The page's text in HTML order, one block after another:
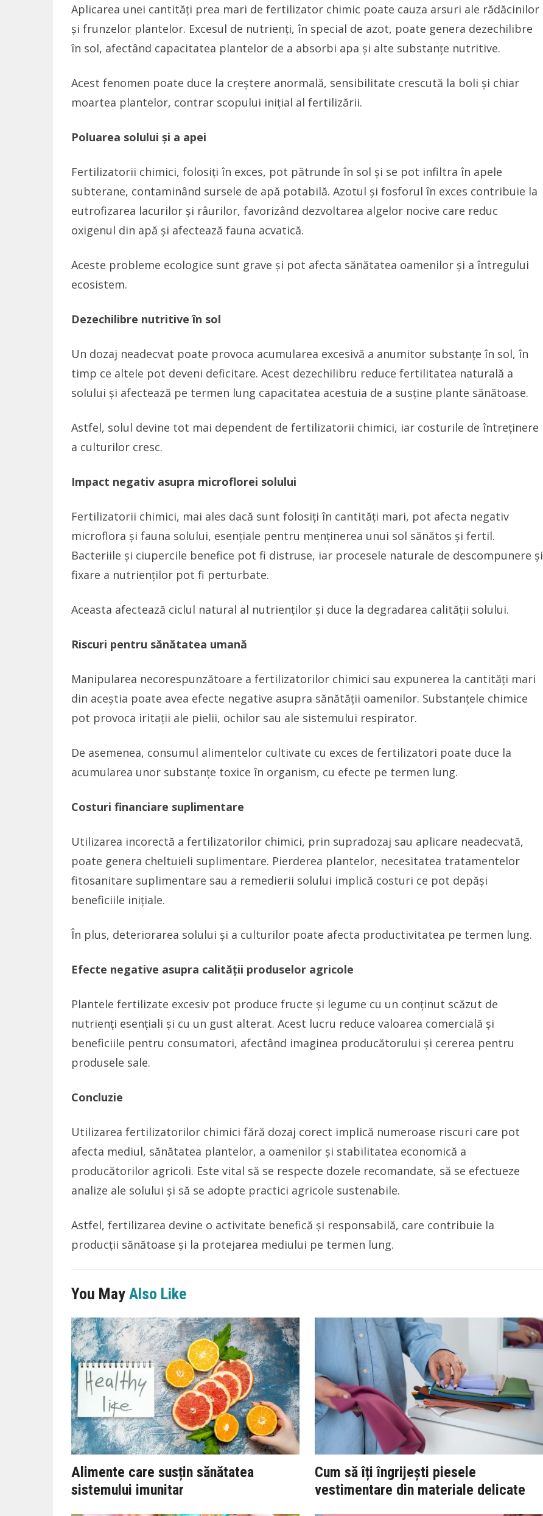
Aplicarea unei cantități prea mari de fertilizator chimic poate cauza arsuri ale rădăcinilor
și frunzelor plantelor. Excesul de nutrienți, în special de azot, poate genera dezechilibre
în sol, afectând capacitatea plantelor de a absorbi apa și alte substanțe nutritive.
Acest fenomen poate duce la creștere anormală, sensibilitate crescută la boli și chiar
moartea plantelor, contrar scopului inițial al fertilizării.
Poluarea solului și a apei
Fertilizatorii chimici, folosiți în exces, pot pătrunde în sol și se pot infiltra în apele
subterane, contaminând sursele de apă potabilă. Azotul și fosforul în exces contribuie la
eutrofizarea lacurilor și râurilor, favorizând dezvoltarea algelor nocive care reduc
oxigenul din apă și afectează fauna acvatică.
Aceste probleme ecologice sunt grave și pot afecta sănătatea oamenilor și a întregului
ecosistem.
Dezechilibre nutritive în sol
Un dozaj neadecvat poate provoca acumularea excesivă a anumitor substanțe în sol, în
timp ce altele pot deveni deficitare. Acest dezechilibru reduce fertilitatea naturală a
solului și afectează pe termen lung capacitatea acestuia de a susține plante sănătoase.
Astfel, solul devine tot mai dependent de fertilizatorii chimici, iar costurile de întreținere
a culturilor cresc.
Impact negativ asupra microflorei solului
Fertilizatorii chimici, mai ales dacă sunt folosiți în cantități mari, pot afecta negativ
microflora și fauna solului, esențiale pentru menținerea unui sol sănătos și fertil.
Bacteriile și ciupercile benefice pot fi distruse, iar procesele naturale de descompunere și
fixare a nutrienților pot fi perturbate.
Aceasta afectează ciclul natural al nutrienților și duce la degradarea calității solului.
Riscuri pentru sănătatea umană
Manipularea necorespunzătoare a fertilizatorilor chimici sau expunerea la cantități mari
din aceștia poate avea efecte negative asupra sănătății oamenilor. Substanțele chimice
pot provoca iritații ale pielii, ochilor sau ale sistemului respirator.
De asemenea, consumul alimentelor cultivate cu exces de fertilizatori poate duce la
acumularea unor substanțe toxice în organism, cu efecte pe termen lung.
Costuri financiare suplimentare
Utilizarea incorectă a fertilizatorilor chimici, prin supradozaj sau aplicare neadecvată,
poate genera cheltuieli suplimentare. Pierderea plantelor, necesitatea tratamentelor
fitosanitare suplimentare sau a remedierii solului implică costuri ce pot depăși
beneficiile inițiale.
În plus, deteriorarea solului și a culturilor poate afecta productivitatea pe termen lung.
Efecte negative asupra calității produselor agricole
Plantele fertilizate excesiv pot produce fructe și legume cu un conținut scăzut de
nutrienți esențiali și cu un gust alterat. Acest lucru reduce valoarea comercială și
beneficiile pentru consumatori, afectând imaginea producătorului și cererea pentru
produsele sale.
Concluzie
Utilizarea fertilizatorilor chimici fără dozaj corect implică numeroase riscuri care pot
afecta mediul, sănătatea plantelor, a oamenilor și stabilitatea economică a
producătorilor agricoli. Este vital să se respecte dozele recomandate, să se efectueze
analize ale solului și să se adopte practici agricole sustenabile.
Astfel, fertilizarea devine o activitate benefică și responsabilă, care contribuie la
producții sănătoase și la protejarea mediului pe termen lung.
You May Also Like
Alimente care susțin sănătatea
sistemului imunitar
Cum să îți îngrijești piesele
vestimentare din materiale delicate